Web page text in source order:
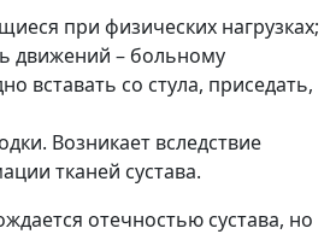
при физических нагрузках;
движений – больному
вставать со стула, приседать,
Возникает вследствие
тканей сустава.
отечностью сустава, но